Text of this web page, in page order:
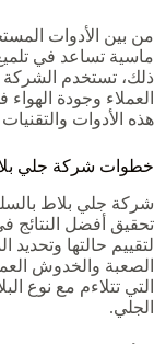
من بين الأدوات
ماسية تساعد في
ذلك، تستخدم
العملاء وجودة
هذه الأدوات
خطوات شركة جلي
شركة جلي بلاط
تحقيق أفضل النتائج
لتقييم حالتها
الصعبة والخدوش
التي تتلاءم مع نوع
الجلي.